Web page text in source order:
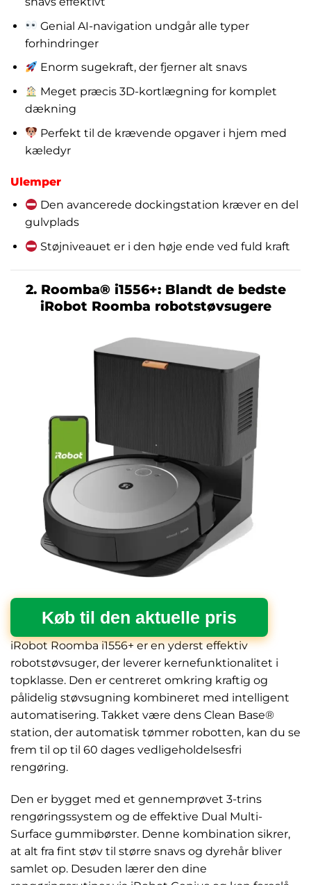
Genial AI-navigation undgår alle typer
forhindringer
Enorm sugekraft, der fjerner alt snavs
Meget præcis 3D-kortlægning for komplet
dækning
Perfekt til de krævende opgaver i hjem med
kæledyr
Ulemper
Den avancerede dockingstation kræver en del
gulvplads
Støjniveauet er i den høje ende ved fuld kraft
2. Roomba® i1556+: Blandt de bedste
iRobot Roomba robotstøvsugere
Køb til den aktuelle pris
iRobot Roomba i1556+ er en yderst effektiv
robotstøvsuger, der leverer kernefunktionalitet i
topklasse. Den er centreret omkring kraftig og
pålidelig støvsugning kombineret med intelligent
automatisering. Takket være dens Clean Base®
station, der automatisk tømmer robotten, kan du se
frem til op til 60 dages vedligeholdelsesfri
rengøring.
Den er bygget med et gennemprøvet 3-trins
rengøringssystem og de effektive Dual Multi-
Surface gummibørster. Denne kombination sikrer,
at alt fra fint støv til større snavs og dyrehår bliver
samlet op. Desuden lærer den dine